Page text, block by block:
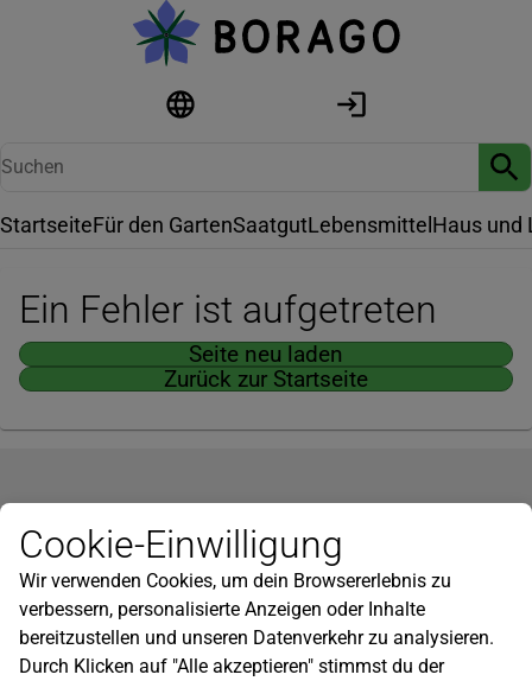
StartseiteFür den GartenSaatgutLebensmittel Haus und
Ein Fehler ist aufgetreten
Seite neu laden
Zurück zur Startseite
Newsletter
Infos zu neuen Produkten, Gartentipps und mehr findest du in
unserem Newsletter!
Jetzt anmelden
Cookie-Einwilligung
Wir verwenden Cookies, um dein Browsererlebnis zu
verbessern, personalisierte Anzeigen oder Inhalte
bereitzustellen und unseren Datenverkehr zu analysieren.
Durch Klicken auf "Alle akzeptieren" stimmst du der